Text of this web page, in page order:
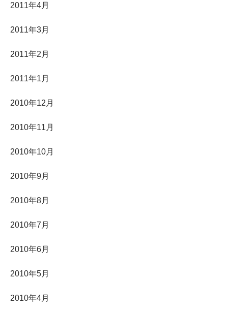
2011年4月
2011年3月
2011年2月
2011年1月
2010年12月
2010年11月
2010年10月
2010年9月
2010年8月
2010年7月
2010年6月
2010年5月
2010年4月